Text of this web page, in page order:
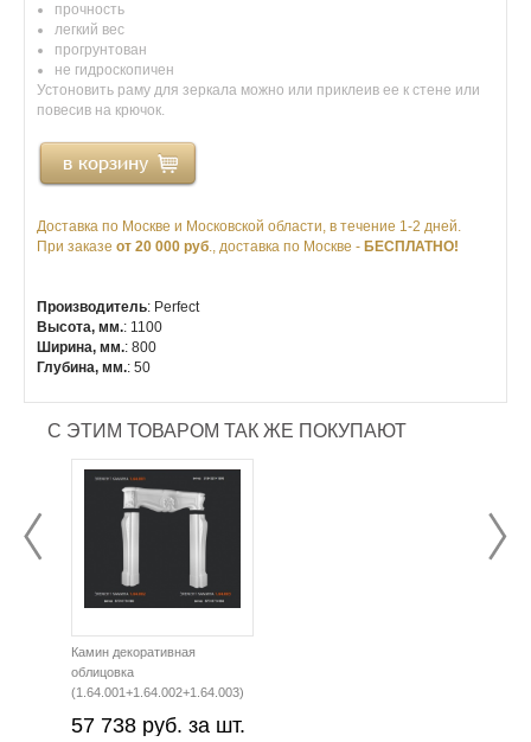
прочность
легкий вес
прогрунтован
не гидроскопичен
Устоновить раму для зеркала можно или приклеив ее к стене или
повесив на крючок.
Доставка по Москве и Московской области, в течение 1-2 дней.
При заказе от 20 000 руб., доставка по Москве - БЕСПЛАТНО!
Производитель: Perfect
Высота, мм.: 1100
Ширина, мм.: 800
Глубина, мм.: 50
С ЭТИМ ТОВАРОМ ТАК ЖЕ ПОКУПАЮТ
Камин декоративная
облицовка
(1.64.001+1.64.002+1.64.003)
57 738 руб. за шт.